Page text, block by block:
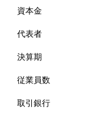
資本金
代表者
決算期
従業員数
取引銀行